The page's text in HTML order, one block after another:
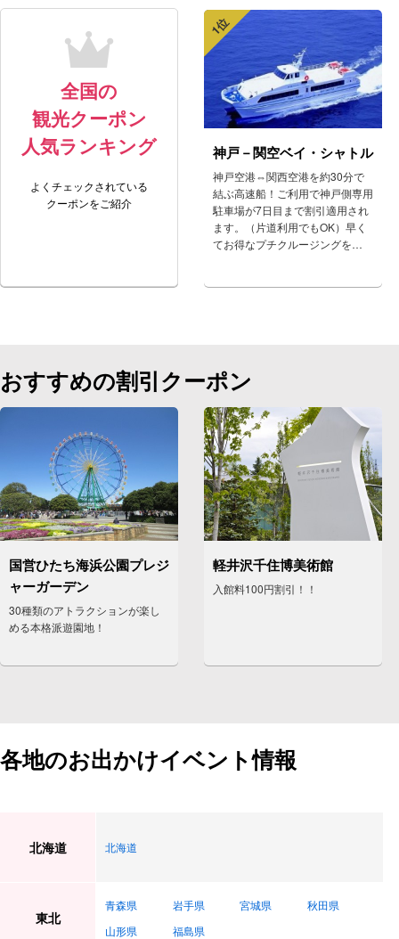
全国の
観光クーポン
人気ランキング
よくチェックされている
クーポンをご紹介
1位
神戸－関空ベイ・シャトル
神戸空港⇔関西空港を約30分で
結ぶ高速船！ご利用で神戸側専用
駐車場が7日目まで割引適用され
ます。（片道利用でもOK）早く
てお得なプチクルージングを…
おすすめの割引クーポン
国営ひたち海浜公園プレジ
ャーガーデン
30種類のアトラクションが楽し
める本格派遊園地！
軽井沢千住博美術館
入館料100円割引！！
各地のお出かけイベント情報
北海道 北海道
東北
青森県 岩手県 宮城県
秋田県
山形県
福島県